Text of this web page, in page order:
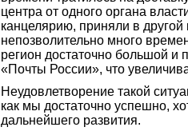
центра от одного органа
канцелярию, приняли в другой
непозволительно много
регион достаточно большой и
«Почты России», что
Неудовлетворение такой
как мы достаточно успешно,
дальнейшего развития.